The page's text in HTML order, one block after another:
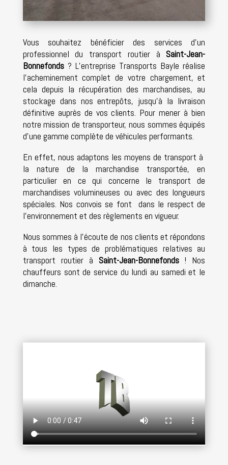
Vous souhaitez bénéficier des services d’un
professionnel du transport routier àSaint-Jean-
Bonnefonds? L’entreprise Transports Bayle réalise
l’acheminement complet de votre chargement, et
cela depuis la récupération des marchandises, au
stockage dans nos entrepôts, jusqu’à la livraison
définitive auprès de vos clients. Pour mener à bien
notre mission de transporteur, nous sommes équipés
d’une gamme complète de véhicules performants.
En effet, nous adaptons les moyens de transport à
la nature de la marchandise transportée, en
particulier en ce qui concerne le transport de
marchandises volumineuses ou avec des longueurs
spéciales. Nos convois se font dans le respect de
l’environnement et des règlements en vigueur.
Nous sommes à l’écoute de nos clients et répondons
à tous les types de problématiques relatives au
transport routier àSaint-Jean-Bonnefonds ! Nos
chauffeurs sont de service du lundi au samedi et le
dimanche.